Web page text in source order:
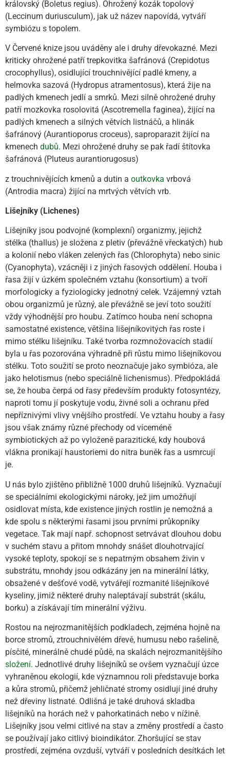
královský (Boletus regius). Ohrožený kozák topolový
(Leccinum duriusculum), jak už název napovídá, vytváří
symbiózu s topolem.
V Červené knize jsou uváděny ale i druhy dřevokazné. Mezi
kriticky ohrožené patří trepkovitka šafránová (Crepidotus
crocophyllus), osidlující trouchnivějící padlé kmeny, a
helmovka sazová (Hydropus atramentosus), která žije na
padlých kmenech jedlí a smrků. Mezi silně ohrožené druhy
patří mozkovka rosolovitá (Ascotremella faginea), žijící na
padlých kmenech a silných větvích listnáčů, a hlinák
šafránový (Aurantioporus croceus), saproparazit žijící na
kmenech dubů. Mezi ohrožené druhy se pak řadí štítovka
šafránová (Pluteus aurantiorugosus)
z trouchnivějících kmenů a dutin a outkovka vrbová
(Antrodia macra) žijící na mrtvých větvích vrb.
Lišejníky (Lichenes)
Lišejníky jsou podvojné (komplexní) organizmy, jejichž
stélka (thallus) je složena z pletiv (převážně vřeckatých) hub
a kolonií nebo vláken zelených řas (Chlorophyta) nebo sinic
(Cyanophyta), vzácněji i z jiných řasových oddělení. Houba i
řasa žijí v úzkém společném vztahu (konsortium) a tvoří
morfologicky a fyziologicky jednotný celek. Vzájemný vztah
obou organizmů je různý, ale převážně se jeví toto soužití
vždy výhodnější pro houbu. Zatímco houba není schopna
samostatné existence, většina lišejníkovitých řas roste i
mimo stélku lišejníku. Také tvorba rozmnožovacích stadií
byla u řas pozorována výhradně při růstu mimo lišejníkovou
stélku. Toto soužití se proto neoznačuje jako symbióza, ale
jako helotismus (nebo speciálně lichenismus). Předpokládá
se, že houba čerpá od řasy především produkty fotosyntézy,
naproti tomu jí poskytuje vodu, živné soli a ochranu před
nepříznivými vlivy vnějšího prostředí. Ve vztahu houby a řasy
jsou však známy různé přechody od víceméně
symbiotických až po vyloženě parazitické, kdy houbová
vlákna pronikají haustoriemi do nitra buněk řas a usmrcují
je.
U nás bylo zjištěno přibližně 1000 druhů lišejníků. Vyznačují
se speciálními ekologickými nároky, jež jim umožňují
osidlovat místa, kde existence jiných rostlin je nemožná a
kde spolu s některými řasami jsou prvními průkopníky
vegetace. Tak mají např. schopnost setrvávat dlouhou dobu
v suchém stavu a přitom mnohdy snášet dlouhotrvající
vysoké teploty, spokojí se s nepatrným obsahem živin v
substrátu, mnohdy jsou odkázány jen na minerální látky,
obsažené v dešťové vodě, vytvářejí rozmanité lišejníkové
kyseliny, jimiž některé druhy naleptávají substrát (skálu,
borku) a získávají tím minerální výživu.
Rostou na nejrozmanitějších podkladech, zejména hojně na
borce stromů, ztrouchnivělém dřevě, humusu nebo rašelině,
písčité, minerálně chudé půdě, na skalách nejrozmanitějšího
složení. Jednotlivé druhy lišejníků se ovšem vyznačují úzce
vyhraněnou ekologií, kde významnou roli představuje borka
a kůra stromů, přičemž jehličnaté stromy osidlují jiné druhy
než dřeviny listnaté. Odlišná je také druhová skladba
lišejníků na horách než v pahorkatinách nebo v nížině.
Lišejníky jsou velmi citlivé na stav a změny prostředí a často
se používají jako citlivý bioindikátor. Zhoršující se stav
prostředí, zejména ovzduší, vytváří v posledních desítkách let